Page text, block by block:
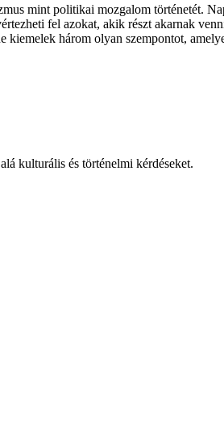
mint politikai mozgalom történetét.
fel azokat, akik részt akarnak
három olyan szempontot,
kulturális és történelmi kérdéseket.